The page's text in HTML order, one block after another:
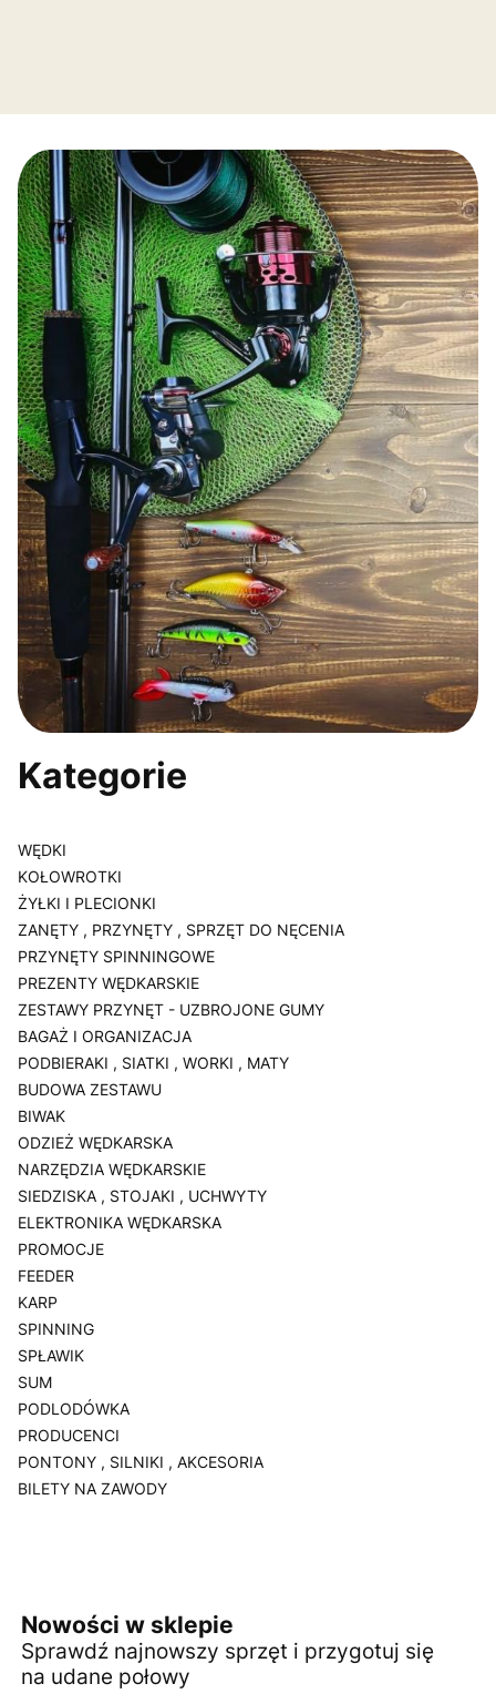
Kategorie
WĘDKI
KOŁOWROTKI
ŻYŁKI I PLECIONKI
ZANĘTY , PRZYNĘTY , SPRZĘT DO NĘCENIA
PRZYNĘTY SPINNINGOWE
PREZENTY WĘDKARSKIE
ZESTAWY PRZYNĘT - UZBROJONE GUMY
BAGAŻ I ORGANIZACJA
PODBIERAKI , SIATKI , WORKI , MATY
BUDOWA ZESTAWU
BIWAK
ODZIEŻ WĘDKARSKA
NARZĘDZIA WĘDKARSKIE
SIEDZISKA , STOJAKI , UCHWYTY
ELEKTRONIKA WĘDKARSKA
PROMOCJE
FEEDER
KARP
SPINNING
SPŁAWIK
SUM
PODLODÓWKA
PRODUCENCI
PONTONY , SILNIKI , AKCESORIA
BILETY NA ZAWODY
Nowości w sklepie
Sprawdź najnowszy sprzęt i przygotuj się
na udane połowy